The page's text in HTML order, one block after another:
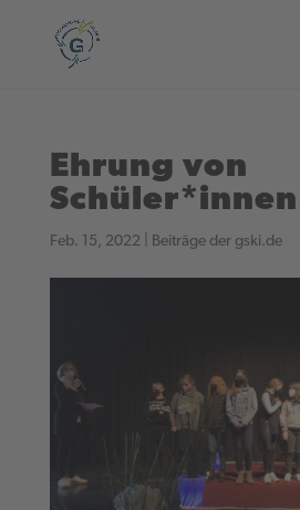
Ehrung von
Schüler*innen
Feb. 15, 2022| Beiträge der gski.de